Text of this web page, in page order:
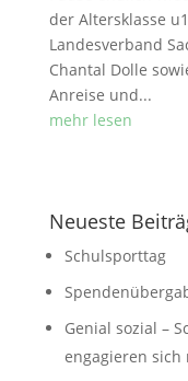
der Altersklasse
Landesverband
Chantal Dolle
Anreise und...
mehr lesen
Neueste
Schulsporttag
Genial sozial –
engagieren